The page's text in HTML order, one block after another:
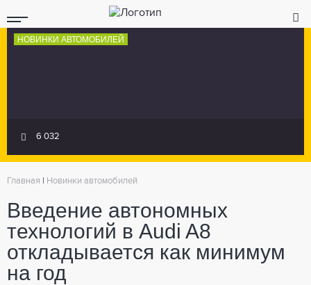
НОВИНКИ АВТОМОБИЛЕЙ
6 032
Главная Новинки автомобилей
Введение автономных
технологий в Audi A8
откладывается как минимум
на год